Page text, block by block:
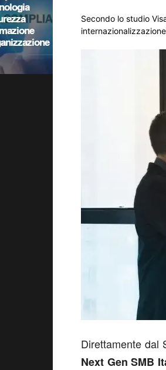
Secondo lo studio
Direttamente dal
Next Gen SMB